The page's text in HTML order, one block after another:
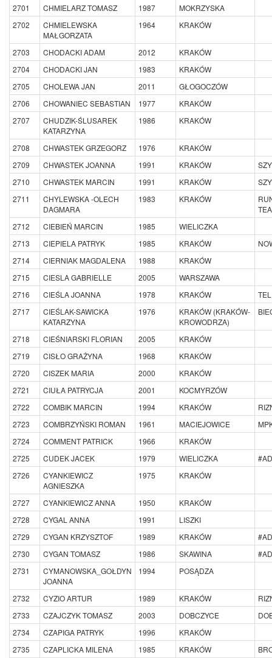
2701 CHMIELARZ TOMASZ 1987
MOKRZYSKA
2702
CHMIELEWSKA
MAŁGORZATA
1964 KRAKÓW
2703 CHODACKI ADAM 2012
KRAKÓW
2704
CHODACKI JAN 1983
KRAKÓW
2705
CHOLEWA JAN 2011
GŁOGOCZÓW
2706
CHOWANIEC SEBASTIAN 1977
KRAKÓW
2707
CHUDZIK-ŚLUSAREK
KATARZYNA
1986 KRAKÓW
2708 CHWASTEK GRZEGORZ 1976
KRAKÓW
2709
CHWASTEK JOANNA 1991 KRAKÓW
2710
CHWASTEK MARCIN 1991 KRAKÓW
2711
CHYLEWSKA -OLECH
DAGMARA
1983 KRAKÓW
2712
CIEBIEŃ MARCIN 1985
WIELICZKA
2713
CIEPIELA PATRYK 1985 KRAKÓW
2714
CIERNIAK MAGDALENA 1988
KRAKÓW
2715
CIESLA GABRIELLE 2005
WARSZAWA
2716
CIEŚLA JOANNA 1978 KRAKÓW
2717
CIEŚLAK-SAWICKA
KATARZYNA
1976
KRAKÓW (KRAKÓW-
KROWODRZA)
2718 CIEŚNIARSKI FLORIAN 2005
KRAKÓW
2719
CISŁO GRAŻYNA 1968
KRAKÓW
2720
CISZEK MARIA 2000
KRAKÓW
2721
CIUŁA PATRYCJA 2001
KOCMYRZÓW
2722
COMBIK MARCIN 1994 KRAKÓW
2723
COMBRZYŃSKI ROMAN 1961 MACIEJOWICE
2724
COMMENT PATRICK 1966
KRAKÓW
2725
CUDEK JACEK 1979 WIELICZKA
2726
CYANKIEWICZ
AGNIESZKA
1975 KRAKÓW
2727 CYANKIEWICZ ANNA 1950
KRAKÓW
2728
CYGAL ANNA 1991
LISZKI
2729
CYGAN KRZYSZTOF 1989 KRAKÓW
2730
CYGAN TOMASZ 1986 SKAWINA
2731
CYMANOWSKA_GOŁDYN
JOANNA
1994 POSĄDZA
2732 CYZIO ARTUR 1989 KRAKÓW
2733
CZAJCZYK TOMASZ 2003 DOBCZYCE
2734
CZAPIGA PATRYK 1996
KRAKÓW
2735
CZAPLICKA MILENA 1985 KRAKÓW